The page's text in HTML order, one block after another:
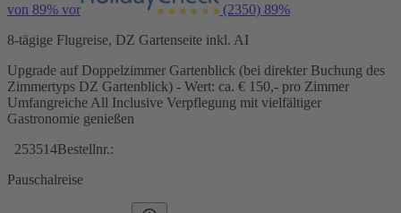
von 89% vor (2350) 89%
8-tägige Flugreise, DZ Gartenseite inkl. AI
Upgrade auf Doppelzimmer Gartenblick (bei direkter Buchung des
Zimmertyps DZ Gartenblick) - Wert: ca. € 150,- pro Zimmer
Umfangreiche All Inclusive Verpflegung mit vielfältiger
Gastronomie genießen
253514Bestellnr.:
Pauschalreise